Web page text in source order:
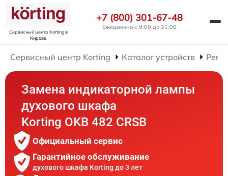
Сервисный центр Kortingв
Кирове
+7 (800) 301-67-48
Ежедневно с 9:00 до 21:00
Сервисный центр Korting Каталог устройств
Замена индикаторной лампы
духового шкафа
Korting OKB 482 CRSB
Официальный сервис
Гарантийное обслуживание
духового шкафа Korting до 3 лет